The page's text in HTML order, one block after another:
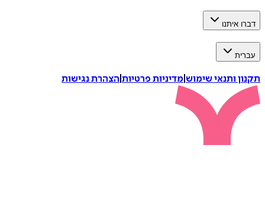
דברו איתנו
עברית
תקנון ותנאי שימוש מדיניות פרטיות הצהרת נגישות